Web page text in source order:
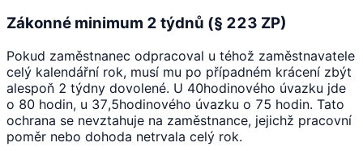
Zákonné minimum 2 týdnů (§ 223 ZP)
Pokud zaměstnanec odpracoval u téhož zaměstnavatele
celý kalendářní rok, musí mu po případném krácení zbýt
alespoň 2 týdny dovolené. U 40hodinového úvazku jde
o 80 hodin, u 37,5hodinového úvazku o 75 hodin. Tato
ochrana se nevztahuje na zaměstnance, jejichž pracovní
poměr nebo dohoda netrvala celý rok.